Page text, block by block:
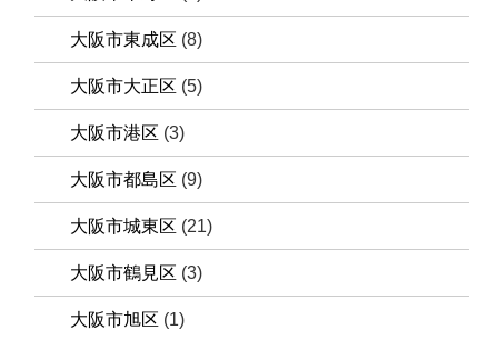
大阪市東成区 (8)
大阪市大正区 (5)
大阪市港区 (3)
大阪市都島区 (9)
大阪市城東区 (21)
大阪市鶴見区 (3)
大阪市旭区 (1)